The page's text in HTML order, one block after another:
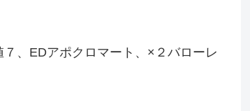
、EDアポクロマート、×２バローレ